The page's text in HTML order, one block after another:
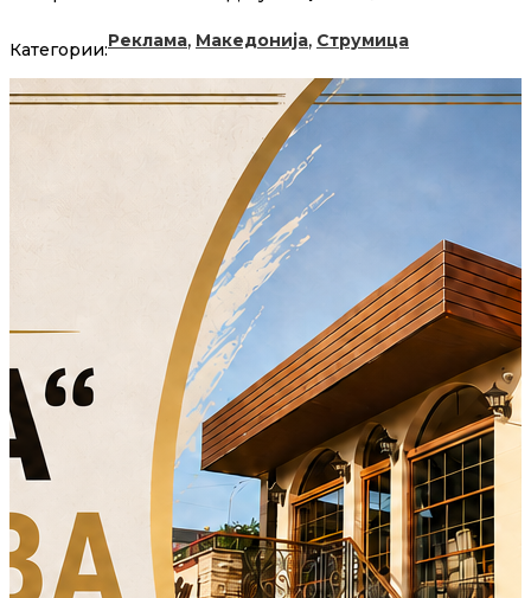
Категории:Реклама, Македонија, Струмица